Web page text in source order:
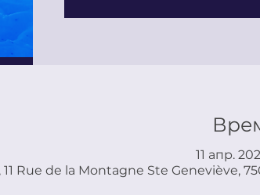
11 апр.
11 Rue de la Montagne Ste Geneviève,